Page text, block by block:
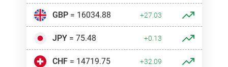
GBP= 16034.88 +27.03
JPY= 75.48 +0.13
CHF= 14719.75 +32.09